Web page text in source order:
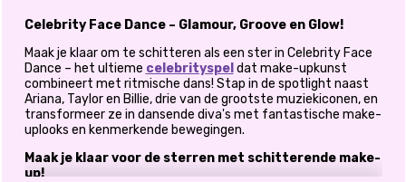
Celebrity Face Dance – Glamour, Groove en Glow!
Maak je klaar om te schitteren als een ster in Celebrity Face
Dance – het ultieme celebrityspel dat make-upkunst
combineert met ritmische dans! Stap in de spotlight naast
Ariana, Taylor en Billie, drie van de grootste muziekiconen, en
transformeer ze in dansende diva's met fantastische make-
uplooks en kenmerkende bewegingen.
Maak je klaar voor de sterren met schitterende make-
up!